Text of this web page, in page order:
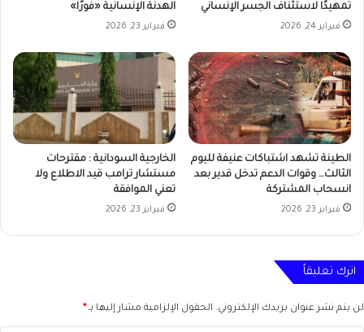
تمهيدًا لاستئناف الجسر الإنساني
فبراير 24, 2026
الهدنة الإنسانية «فورًا»
فبراير 23, 2026
الطينة تشهد اشتباكات عنيفة لليوم
الثالث… وقوات الدعم تدخل قدير بعد
انسحاب المشتركة
فبراير 23, 2026
الخارجية السودانية : مقترحات
مستشار ترامب قيد الاطلاع ولا
تعني الموافقة
فبراير 23, 2026
اترك تعليقاً
لن يتم نشر عنوان بريدك الإلكتروني. الحقول الإلزامية مشار إليها بـ *